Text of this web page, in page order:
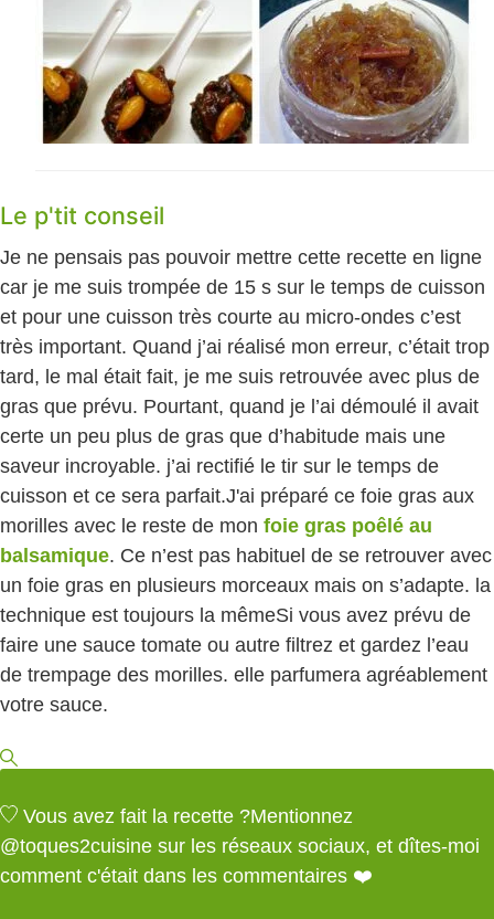
Le p'tit conseil
Je ne pensais pas pouvoir mettre cette recette en ligne
car je me suis trompée de 15 s sur le temps de cuisson
et pour une cuisson très courte au micro-ondes c’est
très important. Quand j’ai réalisé mon erreur, c’était trop
tard, le mal était fait, je me suis retrouvée avec plus de
gras que prévu. Pourtant, quand je l’ai démoulé il avait
certe un peu plus de gras que d’habitude mais une
saveur incroyable. j’ai rectifié le tir sur le temps de
cuisson et ce sera parfait.J'ai préparé ce foie gras aux
morilles avec le reste de mon foie gras poêlé au
balsamique. Ce n’est pas habituel de se retrouver avec
un foie gras en plusieurs morceaux mais on s’adapte. la
technique est toujours la mêmeSi vous avez prévu de
faire une sauce tomate ou autre filtrez et gardez l’eau
de trempage des morilles. elle parfumera agréablement
votre sauce.
Vous avez fait la recette ?Mentionnez
@toques2cuisine sur les réseaux sociaux, et dîtes-moi
comment c'était dans les commentaires ❤️